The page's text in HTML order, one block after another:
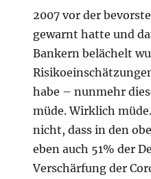
2007 vor der
gewarnt hatte und
Bankern belächelt
habe – nunmehr
müde. Wirklich
nicht, dass in den
eben auch 51% der
Verschärfung der